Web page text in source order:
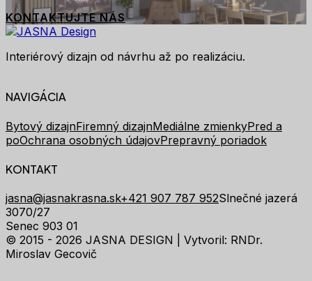
KONTAKTUJTE NÁS
Interiérový dizajn od návrhu až po realizáciu.
NAVIGÁCIA
Bytový dizajnFiremný dizajnMediálne zmienkyPred a
poOchrana osobných údajovPrepravný poriadok
KONTAKT
jasna@jasnakrasna.sk+421 907 787 952Slnečné jazerá
3070/27
Senec 903 01
© 2015 - 2026 JASNA DESIGN | Vytvoril: RNDr.
Miroslav Gecovič